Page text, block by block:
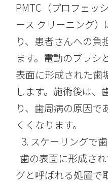
PMTC（プロフェッ
ース クリーニング
り、患者さんへの負
ます。電動のブラシ
表面に形成された歯
します。施術後は、
り、歯周病の原因で
くくなります。
スケーリングで
歯の表面に形成さ
グと呼ばれる処置で